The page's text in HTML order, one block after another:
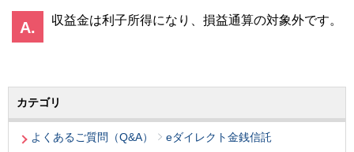
収益金は利子所得になり、損益通算の対象外です。
カテゴリ
よくあるご質問（Q&A）
eダイレクト金銭信託